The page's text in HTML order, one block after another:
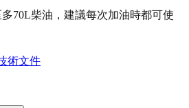
70L柴油，建議每次加油時都可使
術文件